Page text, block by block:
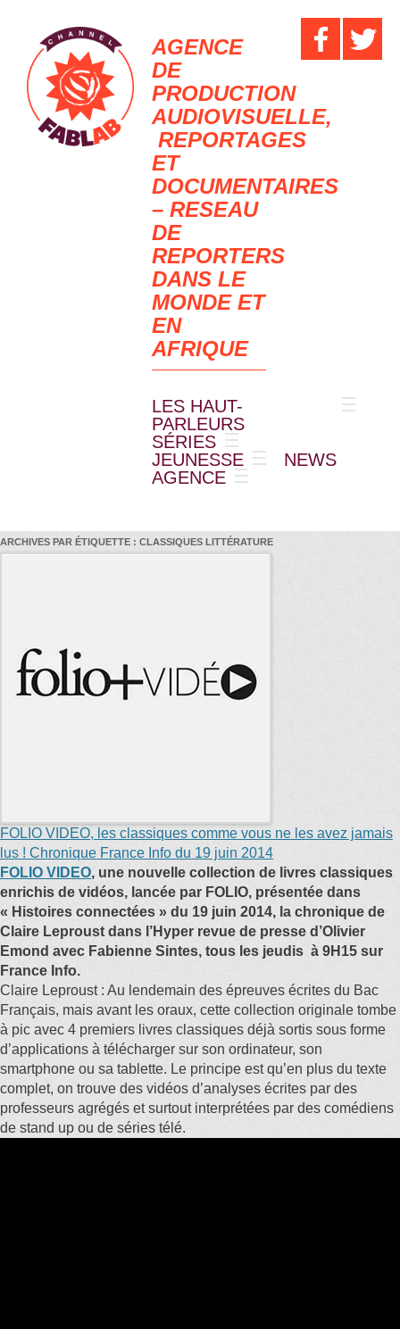
AGENCE
DE
PRODUCTION
AUDIOVISUELLE,
REPORTAGES
ET
DOCUMENTAIRES
– RESEAU
DE
REPORTERS
DANS LE
MONDE ET
EN
AFRIQUE
LES HAUT-
PARLEURS
SÉRIES
JEUNESSE
NEWS
AGENCE
ARCHIVES PAR ÉTIQUETTE : CLASSIQUES LITTÉRATURE
FOLIO VIDEO, les classiques comme vous ne les avez jamais
lus ! Chronique France Info du 19 juin 2014
FOLIO VIDEO, une nouvelle collection de livres classiques
enrichis de vidéos, lancée par FOLIO, présentée dans
« Histoires connectées » du 19 juin 2014, la chronique de
Claire Leproust dans l’Hyper revue de presse d’Olivier
Emond avec Fabienne Sintes, tous les jeudis à 9H15 sur
France Info.
Claire Leproust : Au lendemain des épreuves écrites du Bac
Français, mais avant les oraux, cette collection originale tombe
à pic avec 4 premiers livres classiques déjà sortis sous forme
d’applications à télécharger sur son ordinateur, son
smartphone ou sa tablette. Le principe est qu’en plus du texte
complet, on trouve des vidéos d’analyses écrites par des
professeurs agrégés et surtout interprétées par des comédiens
de stand up ou de séries télé.